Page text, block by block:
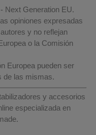
Next Generation EU.
opiniones expresadas
y no reflejan
o la Comisión
Europea pueden ser
de las mismas.
y accesorios
especializada en